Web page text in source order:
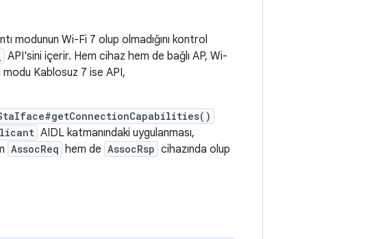
modunun Wi-Fi 7 olup olmadığını kontrol
API'sini içerir. Hem cihaz hem de bağlı AP, Wi-
Kablosuz 7 ise API,
AIDL katmanındaki uygulanması,
AssocReq hem de AssocRsp cihazında olup